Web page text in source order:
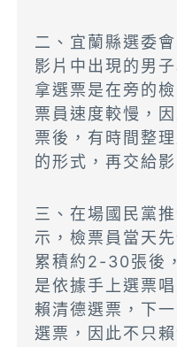
二、宜蘭縣選委
影片中出現的男
拿選票是在旁的
票員速度較慢，
票後，有時間整
的形式，再交給
三、在場國民黨
示，檢票員當天
累積約2-30張後
是依據手上選票
賴清德選票，下
選票，因此不只